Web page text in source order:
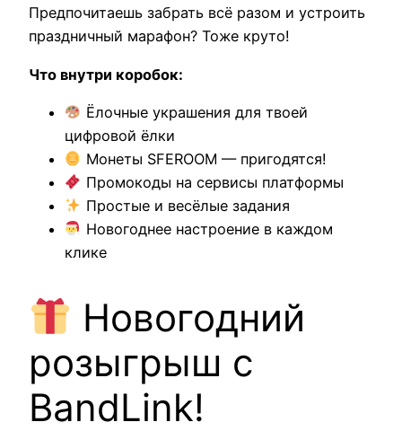
Предпочитаешь забрать всё разом и устроить
праздничный марафон? Тоже круто!
Что внутри коробок:
Ёлочные украшения для твоей
цифровой ёлки
Монеты SFEROOM — пригодятся!
Промокоды на сервисы платформы
Простые и весёлые задания
Новогоднее настроение в каждом
клике
Новогодний
розыгрыш с
BandLink!